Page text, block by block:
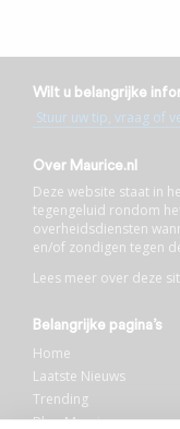
Wilt u belangrijke
Stuur uw tip, vraag of
Over Maurice.nl
Deze website staat in
tegengeluid rondom
overheidsdiensten
en/of zondigen tegen
Lees meer over deze
Belangrijke pagina’s
Home
Laatste Nieuws
Trending
Blog Maurice